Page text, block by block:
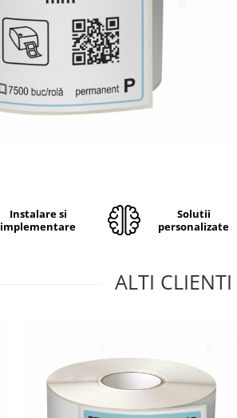
Instalare si
implementare
Solutii
personalizate
ALTI